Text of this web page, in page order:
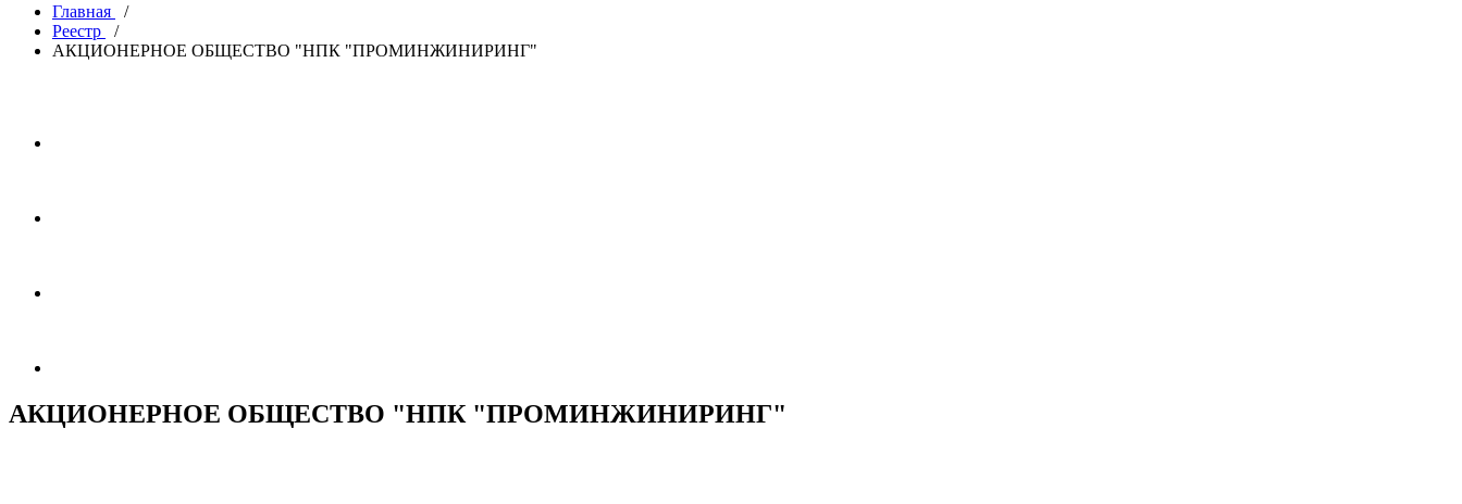
Главная
/
Реестр
/
АКЦИОНЕРНОЕ ОБЩЕСТВО "НПК "ПРОМИНЖИНИРИНГ"
АКЦИОНЕРНОЕ ОБЩЕСТВО "НПК "ПРОМИНЖИНИРИНГ"